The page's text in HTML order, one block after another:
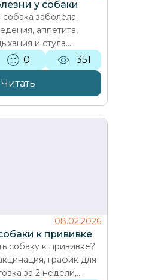
у собаки
собака заболела:
аппетита,
и стула.
первая
ветеринара
0 351
Читать
08.02.2026
к прививке
собаку к прививке?
график для
за 2 недели,